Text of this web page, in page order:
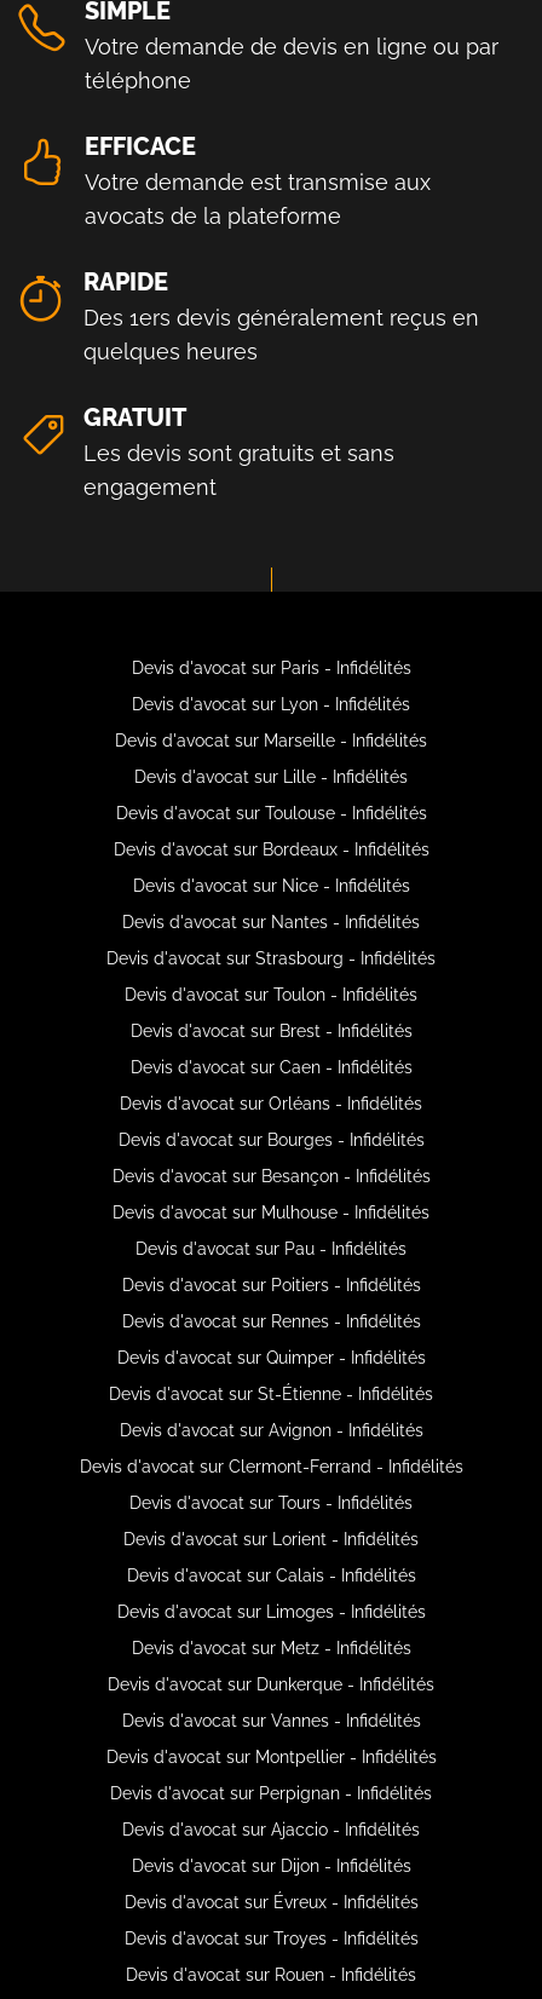
SIMPLE
Votre demande de devis en ligne ou par
téléphone
EFFICACE
Votre demande est transmise aux
avocats de la plateforme
RAPIDE
Des 1ers devis généralement reçus en
quelques heures
GRATUIT
Les devis sont gratuits et sans
engagement
Devis d'avocat sur Paris - Infidélités
Devis d'avocat sur Lyon - Infidélités
Devis d'avocat sur Marseille - Infidélités
Devis d'avocat sur Lille - Infidélités
Devis d'avocat sur Toulouse - Infidélités
Devis d'avocat sur Bordeaux - Infidélités
Devis d'avocat sur Nice - Infidélités
Devis d'avocat sur Nantes - Infidélités
Devis d'avocat sur Strasbourg - Infidélités
Devis d'avocat sur Toulon - Infidélités
Devis d'avocat sur Brest - Infidélités
Devis d'avocat sur Caen - Infidélités
Devis d'avocat sur Orléans - Infidélités
Devis d'avocat sur Bourges - Infidélités
Devis d'avocat sur Besançon - Infidélités
Devis d'avocat sur Mulhouse - Infidélités
Devis d'avocat sur Pau - Infidélités
Devis d'avocat sur Poitiers - Infidélités
Devis d'avocat sur Rennes - Infidélités
Devis d'avocat sur Quimper - Infidélités
Devis d'avocat sur St-Étienne - Infidélités
Devis d'avocat sur Avignon - Infidélités
Devis d'avocat sur Clermont-Ferrand - Infidélités
Devis d'avocat sur Tours - Infidélités
Devis d'avocat sur Lorient - Infidélités
Devis d'avocat sur Calais - Infidélités
Devis d'avocat sur Limoges - Infidélités
Devis d'avocat sur Metz - Infidélités
Devis d'avocat sur Dunkerque - Infidélités
Devis d'avocat sur Vannes - Infidélités
Devis d'avocat sur Montpellier - Infidélités
Devis d'avocat sur Perpignan - Infidélités
Devis d'avocat sur Ajaccio - Infidélités
Devis d'avocat sur Dijon - Infidélités
Devis d'avocat sur Évreux - Infidélités
Devis d'avocat sur Troyes - Infidélités
Devis d'avocat sur Rouen - Infidélités